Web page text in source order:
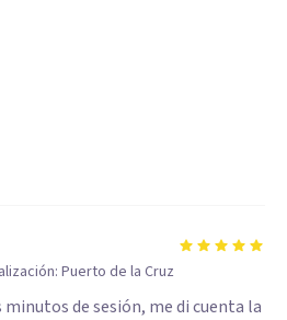
Puerto de la Cruz
minutos de sesión, me di cuenta la